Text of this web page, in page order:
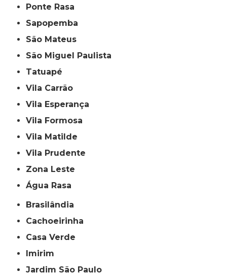
Ponte Rasa
Sapopemba
São Mateus
São Miguel Paulista
Tatuapé
Vila Carrão
Vila Esperança
Vila Formosa
Vila Matilde
Vila Prudente
Zona Leste
Água Rasa
Brasilândia
Cachoeirinha
Casa Verde
Imirim
Jardim São Paulo